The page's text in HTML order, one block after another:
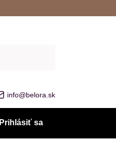
info@belora.sk
Prihlásiť sa